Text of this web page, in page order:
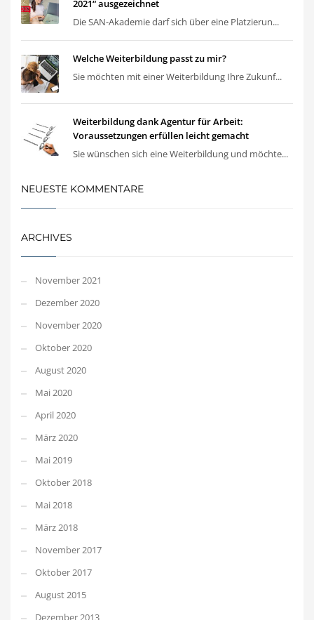
2021“ ausgezeichnet
Die SAN-Akademie darf sich über eine Platzierun...
Welche Weiterbildung passt zu mir?
Sie möchten mit einer Weiterbildung Ihre Zukunf...
Weiterbildung dank Agentur für Arbeit:
Voraussetzungen erfüllen leicht gemacht
Sie wünschen sich eine Weiterbildung und möchte...
NEUESTE KOMMENTARE
ARCHIVES
November 2021
Dezember 2020
November 2020
Oktober 2020
August 2020
Mai 2020
April 2020
März 2020
Mai 2019
Oktober 2018
Mai 2018
März 2018
November 2017
Oktober 2017
August 2015
Dezember 2013